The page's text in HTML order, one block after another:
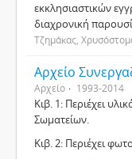
εκκλησιαστικών
διαχρονική
Τζημάκας,
Αρχείο 1993-2014
Κιβ. 1: Περιέχει
Σωματείων.
Κιβ. 2: Περιέχει